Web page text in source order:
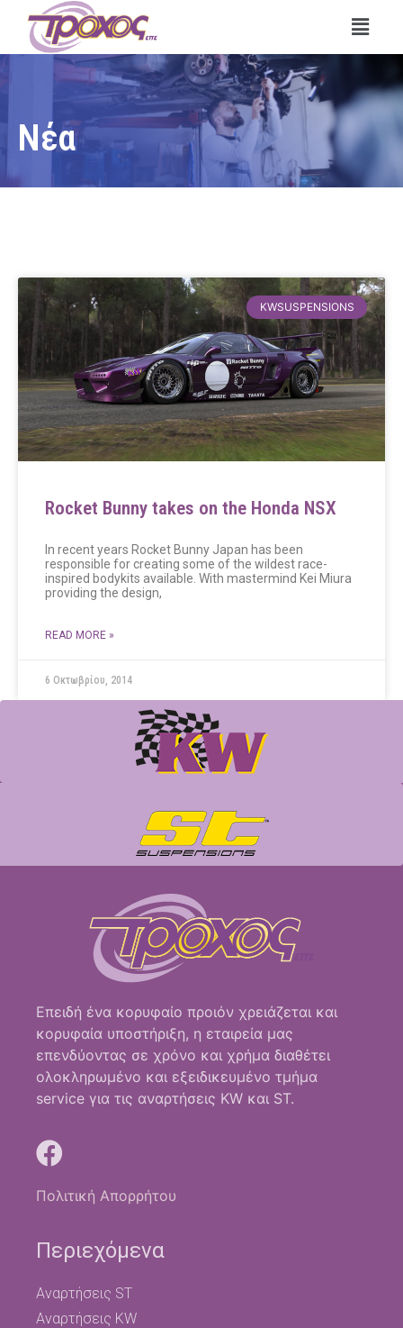
Νέα
KWSUSPENSIONS
Rocket Bunny takes on the Honda NSX
In recent years Rocket Bunny Japan has been
responsible for creating some of the wildest race-
inspired bodykits available. With mastermind Kei Miura
providing the design,
READ MORE »
6 Οκτωβρίου, 2014
Επειδή ένα κορυφαίο προιόν χρειάζεται και
κορυφαία υποστήριξη, η εταιρεία μας
επενδύοντας σε χρόνο και χρήμα διαθέτει
ολοκληρωμένο και εξειδικευμένο τμήμα
service για τις αναρτήσεις KW και ST.
Πολιτική Απορρήτου
Περιεχόμενα
Αναρτήσεις ST
Αναρτήσεις KW